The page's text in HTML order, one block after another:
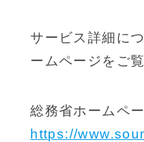
サービス詳細に
ームページをご
総務省ホームペー
https://